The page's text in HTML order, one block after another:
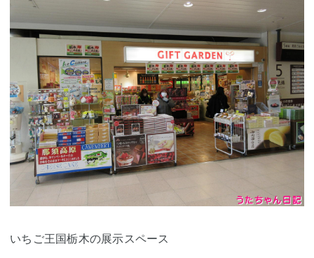
いちご王国栃木の展示スペース